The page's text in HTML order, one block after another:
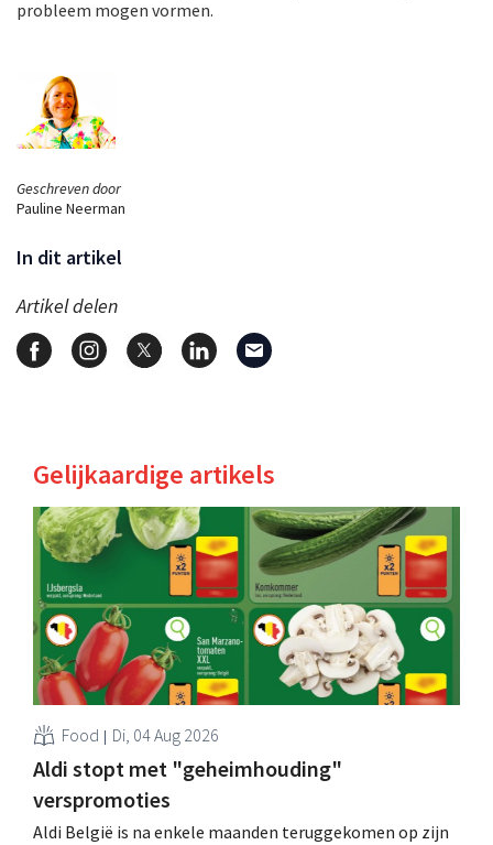
Geschreven door
Pauline Neerman
In dit artikel
Artikel delen
probleem mogen vormen.
Gelijkaardige artikels
Food Di, 04 Aug 2026
Aldi stopt met "geheimhouding"
verspromoties
Aldi België is na enkele maanden teruggekomen op zijn